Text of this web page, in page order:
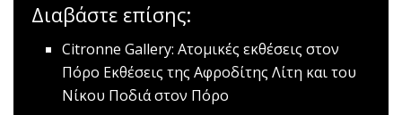
Διαβάστε επίσης:
Citronne Gallery: Ατομικές εκθέσεις στον
Πόρο Eκθέσεις της Αφροδίτης Λίτη και του
Νίκου Ποδιά στον Πόρο